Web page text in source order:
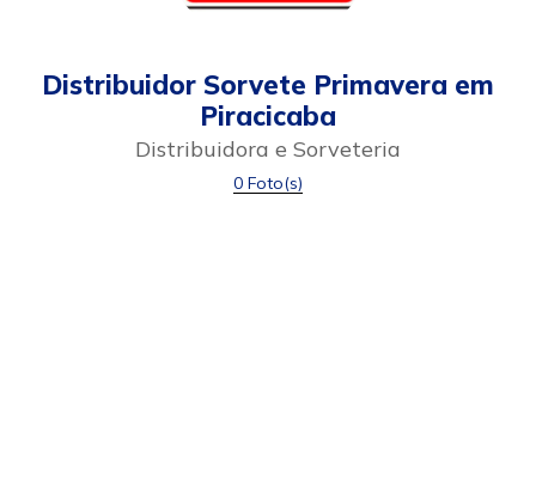
Distribuidor Sorvete Primavera em
Piracicaba
Distribuidora e Sorveteria
0 Foto(s)